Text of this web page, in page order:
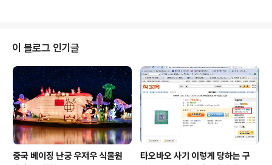
문이 재미나네요. IPhone 과 너무 똑같지 않냐는 질문에 Meizu 의 반응. 수
정... Meiz..
이 블로그 인기글
중국 베이징 난궁 우저우 식물원
타오바오 사기 이렇게 당하는 구